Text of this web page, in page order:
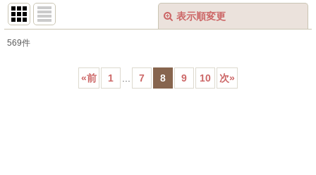
表示順変更
569件
«前 1 7 8 9 10 次»